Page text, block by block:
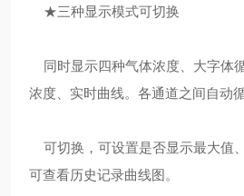
★三种显示模式可切换
同时显示四种气体浓度、大字体
浓度、实时曲线。各通道之间自动
可切换，可设置是否显示最大值
可查看历史记录曲线图。